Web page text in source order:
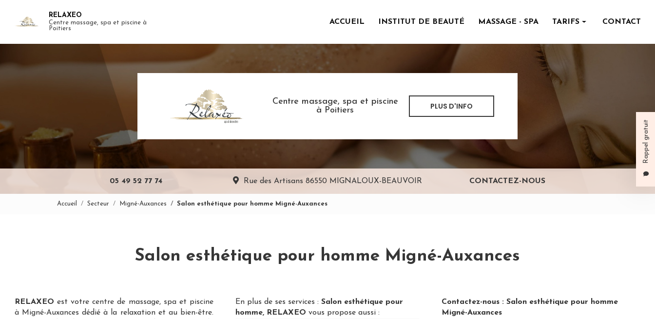
contenu
RELAXEO
Centre massage, spa et piscine à
Poitiers
Rappel gratuit
ACCUEIL INSTITUT DE BEAUTÉ MASSAGE - SPA TARIFS
Massage - spa
CONTACT
Centre massage, spa et piscine
à Poitiers
PLUS D'INFO
05 49 52 77 74 Rue des Artisans 86550 MIGNALOUX-BEAUVOIR CONTACTEZ-NOUS
Accueil Secteur Migné-Auxances Salon esthétique pour homme Migné-Auxances
Salon esthétique pour homme Migné-Auxances
RELAXEO est votrecentre de massage, spa et piscine
à Migné-Auxances dédié à la relaxation et au bien-être.
En plus de ses services : Salon esthétique pour
homme, RELAXEO vous propose aussi :
Contactez-nous : Salon esthétique pour homme
Migné-Auxances